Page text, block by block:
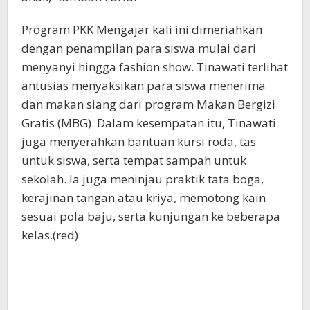
Program PKK Mengajar kali ini dimeriahkan
dengan penampilan para siswa mulai dari
menyanyi hingga fashion show. Tinawati terlihat
antusias menyaksikan para siswa menerima
dan makan siang dari program Makan Bergizi
Gratis (MBG). Dalam kesempatan itu, Tinawati
juga menyerahkan bantuan kursi roda, tas
untuk siswa, serta tempat sampah untuk
sekolah. Ia juga meninjau praktik tata boga,
kerajinan tangan atau kriya, memotong kain
sesuai pola baju, serta kunjungan ke beberapa
kelas.(red)